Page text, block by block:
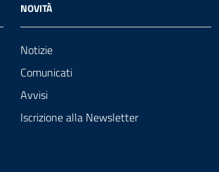
NOVITÀ
Notizie
Comunicati
Avvisi
Iscrizione alla Newsletter